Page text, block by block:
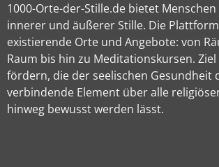
1000-Orte-der-Stille.de bietet
innerer und äußerer Stille. Die
existierende Orte und Angebote: von
Raum bis hin zu Meditationskursen.
fördern, die der seelischen Gesundheit
verbindende Element über alle
hinweg bewusst werden lässt.